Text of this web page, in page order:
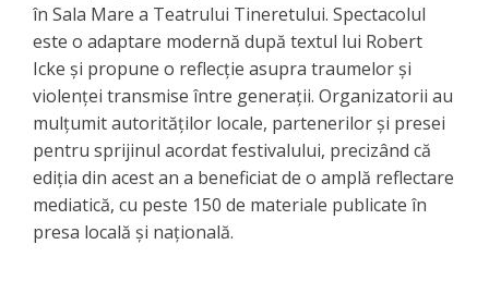
în Sala Mare a Teatrului Tineretului. Spectacolul
este o adaptare modernă după textul lui Robert
Icke și propune o reflecție asupra traumelor și
violenței transmise între generații. Organizatorii au
mulțumit autorităților locale, partenerilor și presei
pentru sprijinul acordat festivalului, precizând că
ediția din acest an a beneficiat de o amplă reflectare
mediatică, cu peste 150 de materiale publicate în
presa locală și națională.